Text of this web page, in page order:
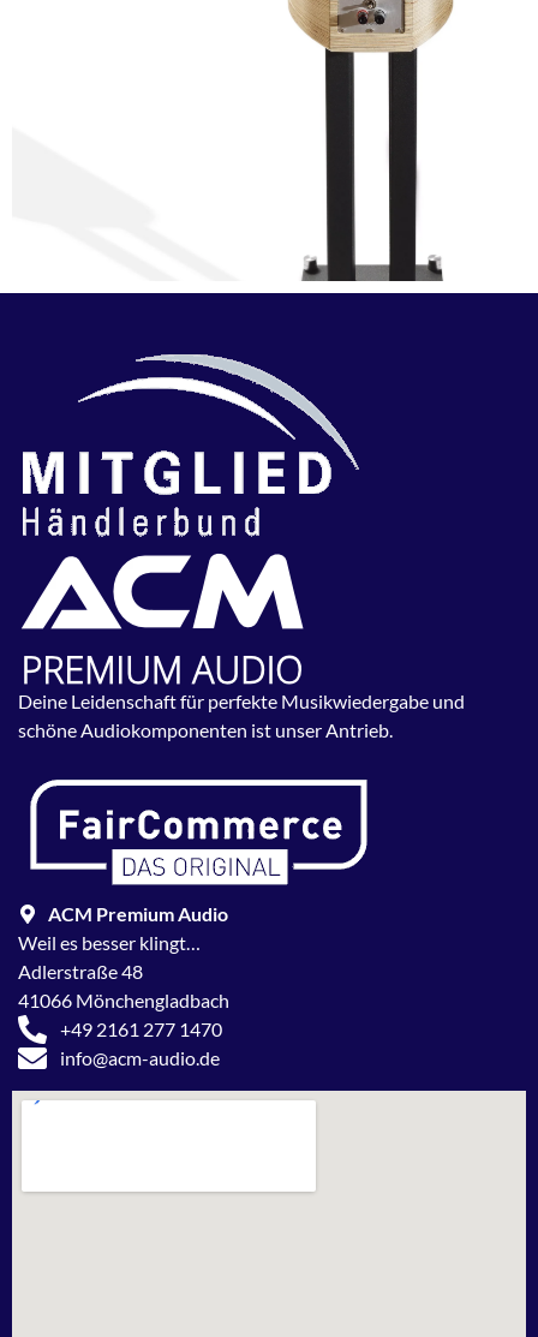
Deine Leidenschaft für perfekte Musikwiedergabe und
schöne Audiokomponenten ist unser Antrieb.
ACM Premium Audio
Weil es besser klingt…
Adlerstraße 48
41066 Mönchengladbach
+49 2161 277 1470
info@acm-audio.de